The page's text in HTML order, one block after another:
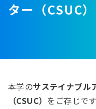
ター（CSUC
本学のサステイナブル
（CSUC） をご存じで